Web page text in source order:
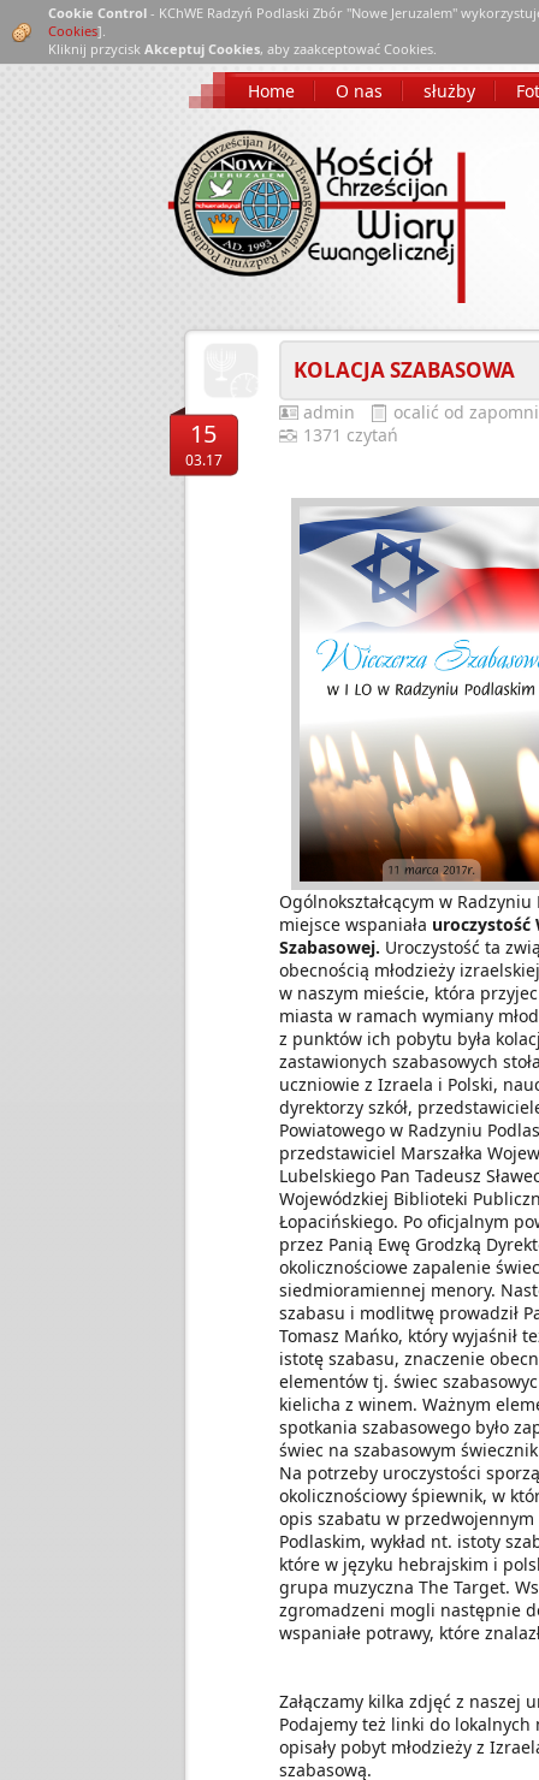
Home O nas służby
Cookie Control - KChWE Radzyń Podlaski Zbór "Nowe Jeruzalem"
Cookies].
Kliknij przycisk Akceptuj Cookies, aby zaakceptować Cookies.
KOLACJA SZABASOWA
15
03.17
admin
ocalić od
1371 czytań
Ogólnokształcącym w Radzyniu
miejsce wspaniała uroczystość
Szabasowej. Uroczystość ta
obecnością młodzieży
w naszym mieście, która
miasta w ramach wymiany
z punktów ich pobytu była
zastawionych szabasowych
uczniowie z Izraela i Polski,
dyrektorzy szkół,
Powiatowego w Radzyniu
przedstawiciel Marszałka
Lubelskiego Pan Tadeusz
Wojewódzkiej Biblioteki
Łopacińskiego. Po oficjalnym
przez Panią Ewę Grodzką
okolicznościowe zapalenie świec
siedmioramiennej menory.
szabasu i modlitwę prowadził
Tomasz Mańko, który wyjaśnił
istotę szabasu, znaczenie
elementów tj. świec
kielicha z winem. Ważnym
spotkania szabasowego było
świec na szabasowym
Na potrzeby uroczystości
okolicznościowy śpiewnik, w
opis szabatu w przedwojennym
Podlaskim, wykład nt. istoty
które w języku hebrajskim i
grupa muzyczna The Target.
zgromadzeni mogli następnie
wspaniałe potrawy, które
Załączamy kilka zdjęć z naszej
Podajemy też linki do lokalnych
opisały pobyt młodzieży z
szabasową.